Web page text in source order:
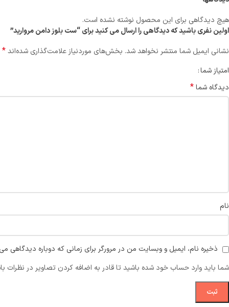
هیچ دیدگاهی برای این محصول نوشته نشده است.
اولین نفری باشید که دیدگاهی را ارسال می کنید برای “ست بلوز دامن مروارید”
نشانی ایمیل شما منتشر نخواهد شد. بخش‌های موردنیاز علامت‌گذاری شده‌اند*
امتیاز شما
دیدگاه شما*
نام
ذخیره نام، ایمیل و وبسایت من در مرورگر برای زمانی که دوباره دیدگاهی
شما باید وارد حساب خود شده باشید تا قادر به اضافه کردن تصاویر در نظرات